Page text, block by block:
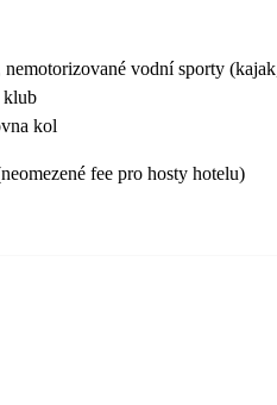
nemotorizované vodní sporty
klub
kol
fee pro hosty hotelu)